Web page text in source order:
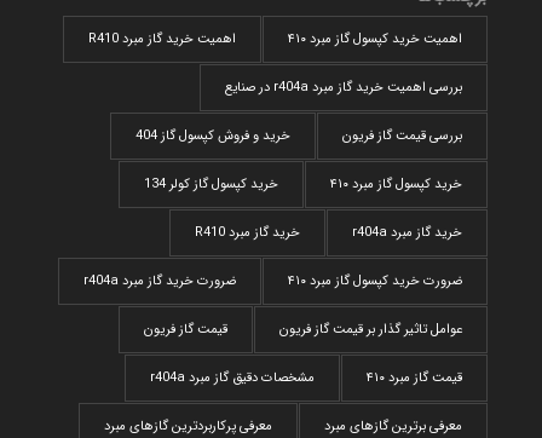
اهمیت خرید کپسول گاز مبرد ۴۱۰ اهمیت خرید گاز مبرد R410
بررسی اهمیت خرید گاز مبرد r404a در صنایع
بررسی قیمت گاز فریون خرید و فروش کپسول گاز 404
خرید کپسول گاز مبرد ۴۱۰ خرید کپسول گاز کولر 134
خرید گاز مبرد r404a خرید گاز مبرد R410
ضرورت خرید کپسول گاز مبرد ۴۱۰ ضرورت خرید گاز مبرد r404a
عوامل تاثیر گذار بر قیمت گاز فریون قیمت گاز فریون
قیمت گاز مبرد ۴۱۰ مشخصات دقیق گاز مبرد r404a
معرفی برترین گازهای مبرد معرفی پرکاربردترین گاز‌های مبرد